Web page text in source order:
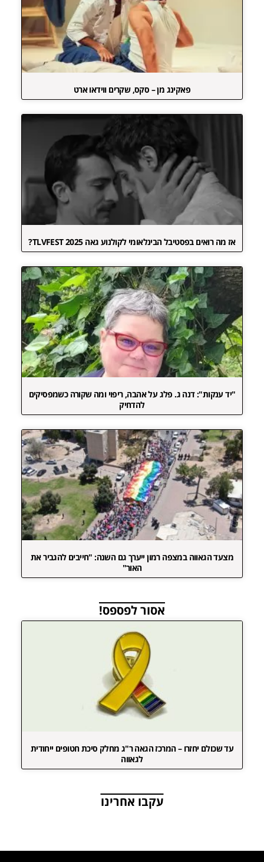
פאקינג מן – סקס, שקרים ווידאו ארט
אז מה רואים בפסטיבל הבינלאומי לקולנוע גאה TLVFEST 2025?
"יד ענקות": דנה ג. פלג על אהבה, ריפוי ומה שקורה כשמפסיקים
להדחיק
מצעד הגאווה במצפה רמון ייערך גם השנה: "חייבים להגביר את
האור"
אסור לפספס!
עד שכולם יחזרו – המרכז הגאה ר"ג מחלק סיכת חטופים ייחודית
לגאווה
עקבו אחרינו